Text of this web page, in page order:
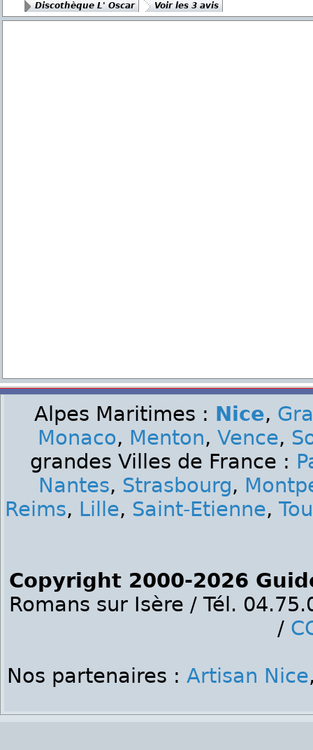
Discothèque L' Oscar Voir les 3 avis
Alpes Maritimes : Nice,
Monaco, Menton, Vence,
grandes Villes de France :
Nantes, Strasbourg,
Reims, Lille, Saint-Etienne,
Copyright 2000-2026
Romans sur Isère / Tél.
/
Nos partenaires : Artisan Nice